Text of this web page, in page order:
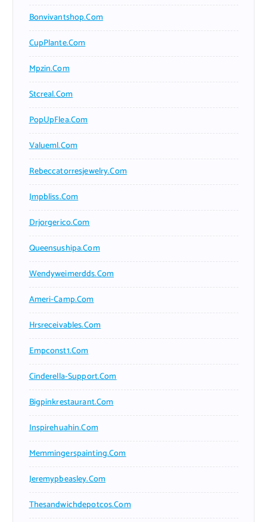
Bonvivantshop.com
CupPlante.com
Mpzin.com
Stcreal.com
PopUpFlea.com
Valueml.com
Rebeccatorresjewelry.com
Jmpbliss.com
Drjorgerico.com
Queensushipa.com
Wendyweimerdds.com
Ameri-Camp.com
Hrsreceivables.com
Empconst1.com
Cinderella-Support.com
Bigpinkrestaurant.com
Inspirehuahin.com
Memmingerspainting.com
Jeremypbeasley.com
Thesandwichdepotcos.com